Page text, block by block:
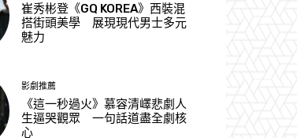
崔秀彬登《GQ KOREA》西裝混
搭街頭美學 展現現代男士多元
魅力
影劇推薦
《這一秒過火》慕容清嶧悲劇人
生逼哭觀眾 一句話道盡全劇核
心